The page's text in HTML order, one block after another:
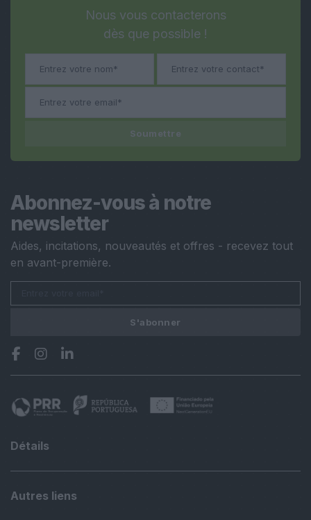
Nous vous contacterons
dès que possible !
Soumettre
Abonnez-vous à notre
newsletter
Aides, incitations, nouveautés et offres - recevez tout
en avant-première.
S'abonner
Détails
Autres liens